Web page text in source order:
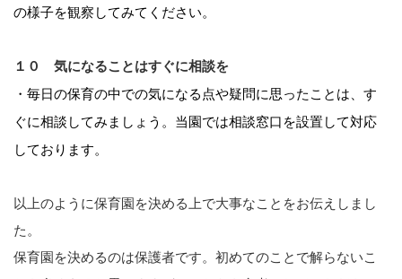
の様子を観察してみてください。
１０ 気になることはすぐに相談を
・毎日の保育の中での気になる点や疑問に思ったことは、す
ぐに相談してみましょう。 当園では相談窓口を設置して対応
しております。
以上のように保育園を決める上で大事なことをお伝えしまし
た。
保育園を決めるのは保護者です。初めてのことで解らないこ